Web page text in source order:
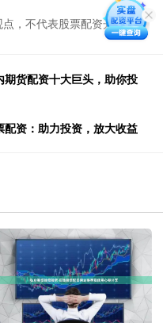
，不代表股票配资开户观点
货配资十大巨头，助你投
资：助力投资，放大收益